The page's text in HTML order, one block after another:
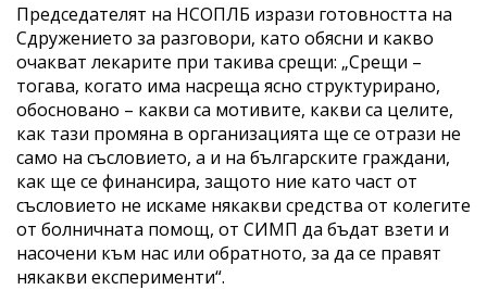
Председателят на НСОПЛБ изрази готовността на
Сдружението за разговори, като обясни и какво
очакват лекарите при такива срещи: „Срещи –
тогава, когато има насреща ясно структурирано,
обосновано – какви са мотивите, какви са целите,
как тази промяна в организацията ще се отрази не
само на съсловието, а и на българските граждани,
как ще се финансира, защото ние като част от
съсловието не искаме някакви средства от колегите
от болничната помощ, от СИМП да бъдат взети и
насочени към нас или обратното, за да се правят
някакви експерименти“.